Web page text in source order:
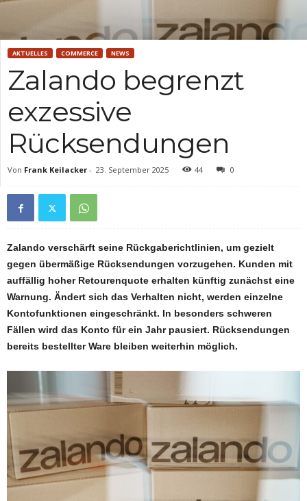
AKTUELLES COMMERCE NEWS
Zalando begrenzt
exzessive
Rücksendungen
Von Frank Keilacker - 23. September 2025 44 0
Zalando verschärft seine Rückgaberichtlinien, um gezielt
gegen übermäßige Rücksendungen vorzugehen. Kunden mit
auffällig hoher Retourenquote erhalten künftig zunächst eine
Warnung. Ändert sich das Verhalten nicht, werden einzelne
Kontofunktionen eingeschränkt. In besonders schweren
Fällen wird das Konto für ein Jahr pausiert. Rücksendungen
bereits bestellter Ware bleiben weiterhin möglich.